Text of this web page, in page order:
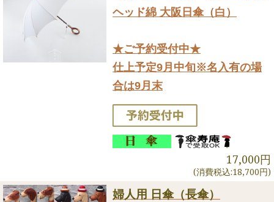
ヘッド綿 大阪日傘（白）
★ご予約受付中★
仕上予定9月中旬※名入有の場
合は9月末
17,000円
(消費税込:18,700円)
婦人用 日傘（長傘）